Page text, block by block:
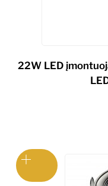
22W LED